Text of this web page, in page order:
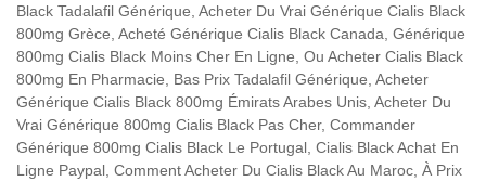
Black Tadalafil Générique, Acheter Du Vrai Générique Cialis Black
800mg Grèce, Acheté Générique Cialis Black Canada, Générique
800mg Cialis Black Moins Cher En Ligne, Ou Acheter Cialis Black
800mg En Pharmacie, Bas Prix Tadalafil Générique, Acheter
Générique Cialis Black 800mg Émirats Arabes Unis, Acheter Du
Vrai Générique 800mg Cialis Black Pas Cher, Commander
Générique 800mg Cialis Black Le Portugal, Cialis Black Achat En
Ligne Paypal, Comment Acheter Du Cialis Black Au Maroc, À Prix